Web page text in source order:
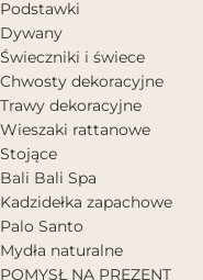
Podstawki
Dywany
Świeczniki i świece
Chwosty dekoracyjne
Trawy dekoracyjne
Wieszaki rattanowe
Stojące
Bali Bali Spa
Kadzidełka zapachowe
Palo Santo
Mydła naturalne
POMYSŁ NA PREZENT